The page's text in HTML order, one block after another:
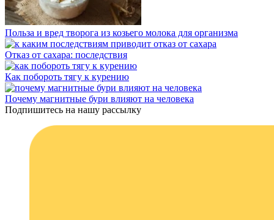
Польза и вред творога из козьего молока для организма
Отказ от сахара: последствия
Как побороть тягу к курению
Почему магнитные бури влияют на человека
Подпишитесь на нашу рассылку